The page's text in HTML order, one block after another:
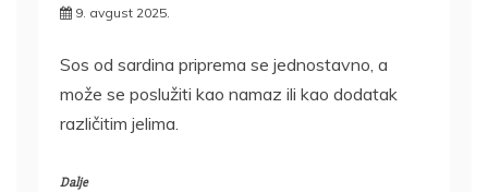
9. avgust 2025.
Sos od sardina priprema se jednostavno, a
može se poslužiti kao namaz ili kao dodatak
različitim jelima.
Dalje